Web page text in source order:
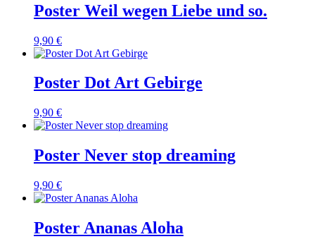
Poster Weil wegen Liebe und so.
9,90 €
Poster Dot Art Gebirge
9,90 €
Poster Never stop dreaming
9,90 €
Poster Ananas Aloha